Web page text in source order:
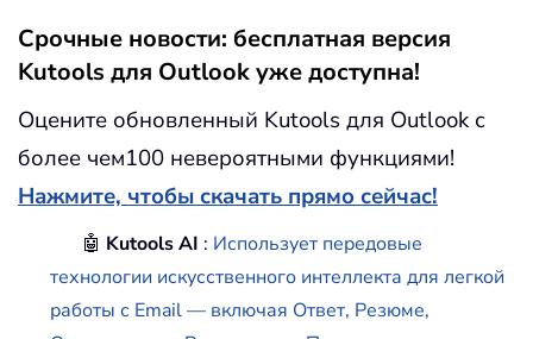
Срочные новости: бесплатная версия
Kutools для Outlook уже доступна!
Оцените обновленный Kutools для Outlook с
более чем100 невероятными функциями!
Нажмите, чтобы скачать прямо сейчас!
🤖 Kutools AI : Использует передовые
технологии искусственного интеллекта для легкой
работы с Email — включая Ответ, Резюме,